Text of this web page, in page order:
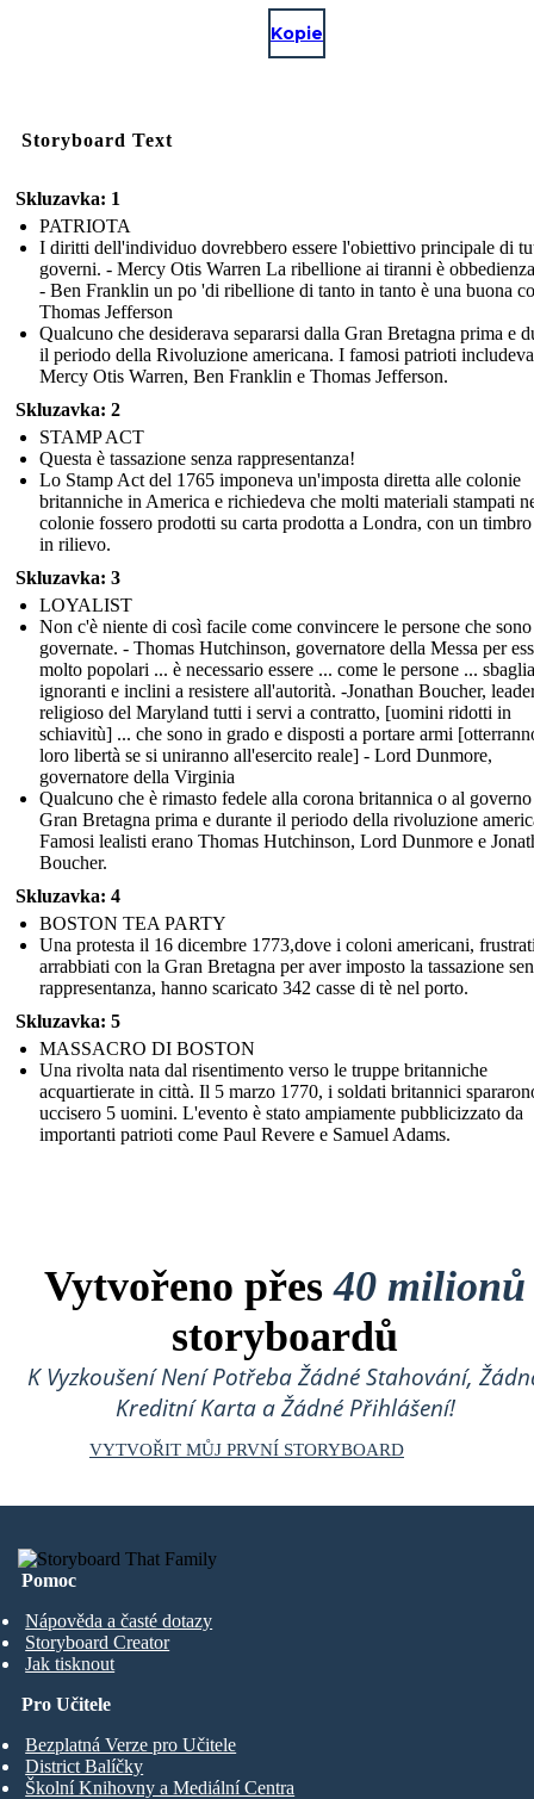
Kopie
Storyboard Text
Skluzavka: 1
PATRIOTA
I diritti dell'individuo dovrebbero essere l'obiettivo principale di
governi. - Mercy Otis Warren La ribellione ai tiranni è
- Ben Franklin un po 'di ribellione di tanto in tanto è una buona
Thomas Jefferson
Qualcuno che desiderava separarsi dalla Gran Bretagna prima e
il periodo della Rivoluzione americana. I famosi patrioti
Mercy Otis Warren, Ben Franklin e Thomas Jefferson.
Skluzavka: 2
STAMP ACT
Questa è tassazione senza rappresentanza!
Lo Stamp Act del 1765 imponeva un'imposta diretta alle colonie
britanniche in America e richiedeva che molti materiali stampati
colonie fossero prodotti su carta prodotta a Londra, con un
in rilievo.
Skluzavka: 3
LOYALIST
Non c'è niente di così facile come convincere le persone che
governate. - Thomas Hutchinson, governatore della Messa per
molto popolari ... è necessario essere ... come le persone ...
ignoranti e inclini a resistere all'autorità. -Jonathan Boucher,
religioso del Maryland tutti i servi a contratto, [uomini ridotti in
schiavitù] ... che sono in grado e disposti a portare armi
loro libertà se si uniranno all'esercito reale] - Lord Dunmore,
governatore della Virginia
Qualcuno che è rimasto fedele alla corona britannica o al
Gran Bretagna prima e durante il periodo della rivoluzione
Famosi lealisti erano Thomas Hutchinson, Lord Dunmore e
Boucher.
Skluzavka: 4
BOSTON TEA PARTY
Una protesta il 16 dicembre 1773,dove i coloni americani,
arrabbiati con la Gran Bretagna per aver imposto la tassazione
rappresentanza, hanno scaricato 342 casse di tè nel porto.
Skluzavka: 5
MASSACRO DI BOSTON
Una rivolta nata dal risentimento verso le truppe britanniche
acquartierate in città. Il 5 marzo 1770, i soldati britannici
uccisero 5 uomini. L'evento è stato ampiamente pubblicizzato da
importanti patrioti come Paul Revere e Samuel Adams.
Vytvořeno přes40 milionů
storyboardů
K Vyzkoušení Není Potřeba Žádné Stahování,
Kreditní Karta a Žádné Přihlášení!
VYTVOŘIT MŮJ PRVNÍ STORYBOARD
Pomoc
Nápověda a časté dotazy
Storyboard Creator
Jak tisknout
Pro Učitele
Bezplatná Verze pro Učitele
District Balíčky
Školní Knihovny a Mediální Centra